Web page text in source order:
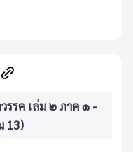
รค เล่ม ๒ ภาค ๑ -
13)